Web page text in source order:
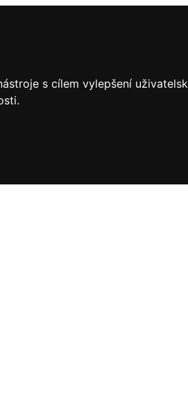
s cílem vylepšení